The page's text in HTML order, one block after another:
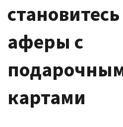
аферы с
картами